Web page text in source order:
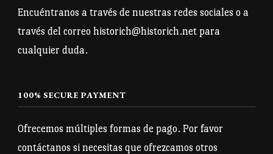
Encuéntranos a través de nuestras redes sociales o a
través del correo historich@historich.net para
cualquier duda.
100% SECURE PAYMENT
Ofrecemos múltiples formas de pago. Por favor
contáctanos si necesitas que ofrezcamos otros